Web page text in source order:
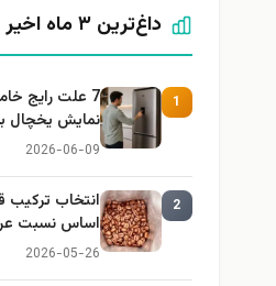
داغ‌ترین ۳ ماه اخیر
1
7 علت رایج
نمایش یخچال
2026-06-09
2
انتخاب ترکیب
اساس نسبت
2026-05-26